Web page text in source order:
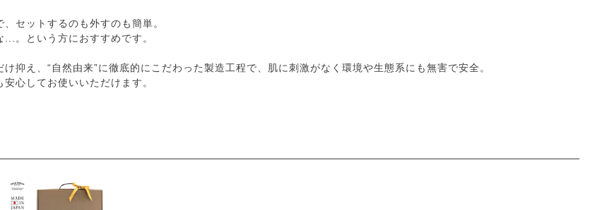
、セットするのも外すのも簡単。
。という方におすすめです。
抑え、“自然由来”に徹底的にこだわった製造工程で、肌に刺激がなく環境や生態系にも無害で安全。
心してお使いいただけます。